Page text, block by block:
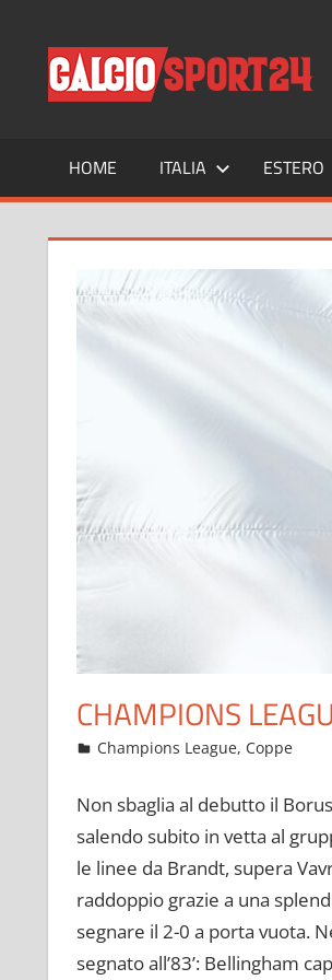
contenuto
Tutto
sul
mondo
calcio
e
HOME ITALIA ESTERO
CHAMPIONS
Settembre 7, 2022
admin
Champions League, Coppe
Non sbaglia al debutto il
salendo subito in vetta al
le linee da Brandt, supera
raddoppio grazie a una
segnare il 2-0 a porta vuota.
segnato all’83’: Bellingham